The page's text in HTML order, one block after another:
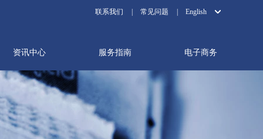
联系我们 常见问题 English
资讯中心 服务指南 电子商务